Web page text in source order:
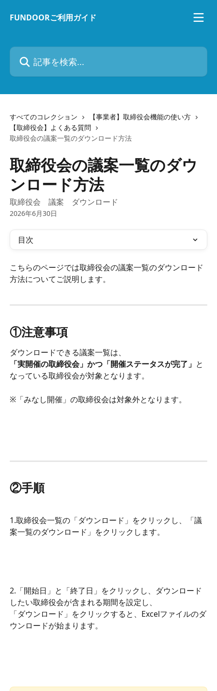
FUNDOORご利用ガイド
記事を検索...
すべてのコレクション
【事業者】取締役会機能の使い方
【取締役会】よくある質問
取締役会の議案一覧のダウンロード方法
取締役会の議案一覧のダウ
ンロード方法
取締役会 議案 ダウンロード
2026年6月30日
目次
こちらのページでは取締役会の議案一覧のダウンロード
方法についてご説明します。
①注意事項
ダウンロードできる議案一覧は、
「実開催の取締役会」かつ「開催ステータスが完了」 と
なっている取締役会が対象となります。
※「みなし開催」の取締役会は対象外となります。
②手順
1.取締役会一覧の「ダウンロード」をクリックし、「議
案一覧のダウンロード」をクリックします。
2.「開始日」と「終了日」をクリックし、ダウンロード
したい取締役会が含まれる期間を設定し、
「ダウンロード」をクリックすると、Excelファイルのダ
ウンロードが始まります。